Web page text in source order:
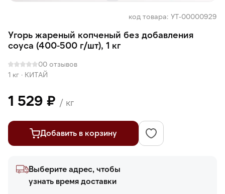
код товара: УТ-00000929
Угорь жареный копченый без добавления
соуса (400-500 г/шт), 1 кг
00 отзывов
1 кг · КИТАЙ
1 529 ₽ / кг
Добавить в корзину
Выберите адрес, чтобы
узнать время доставки